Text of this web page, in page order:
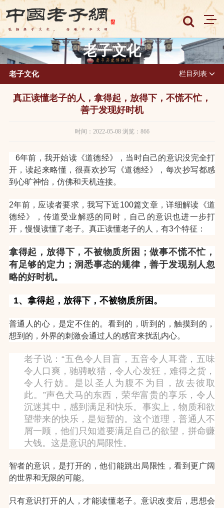
老子文化
老子文化 栏目列表
真正读懂老子的人，拿得起，放得下，不慌不忙，
善于发现好时机
时间：2022-05-08 浏览：866
6年前，我开始读《道德经》，当时自己的意识没完全打
开，读起来略懂，很喜欢抄写《道德经》，每次抄写都感
到心旷神怡，仿佛和天机连接。
2年前，应读者要求，我写下近100篇文章，详细解读《道
德经》，传道受业解惑的同时，自己的意识也进一步打
开，慢慢读懂了老子。 真正读懂老子的人，有3个特征：
拿得起，放得下，不被物质所困；做事不慌不忙，
有足够的定力；洞悉事态的规律，善于发现别人忽
略的好时机。
1、拿得起，放得下，不被物质所困。
普通人的心，是定不住的。看到的，听到的，触摸到的，
想到的，外界的刺激会通过人的感官来扰乱内心。
老子说：“五色令人目盲，五音令人耳聋，五味
令人口爽，驰骋畋猎，令人心发狂，难得之货，
令人行妨。是以圣人为腹不为目，故去彼取
此。”声色犬马的东西，荣华富贵的享乐，令人
沉迷其中，感到满足和快乐。事实上，物质和欲
望带来的快乐，是短暂的。这个道理，普通人不
屑一顾，他们只知道要满足自己的欲望，拼命赚
大钱。这是意识的局限性。
智者的意识，是打开的，他们能跳出局限性，看到更广阔
的世界和无限的可能。
只有意识打开的人，才能读懂老子。意识改变后，思想会